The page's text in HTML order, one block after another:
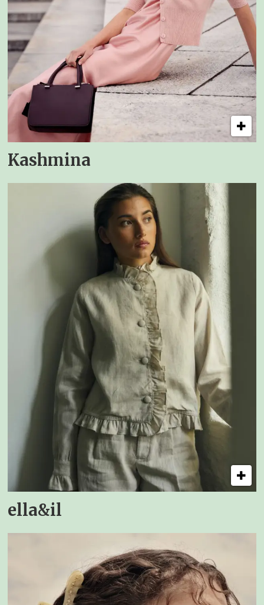
Kashmina
ella&il